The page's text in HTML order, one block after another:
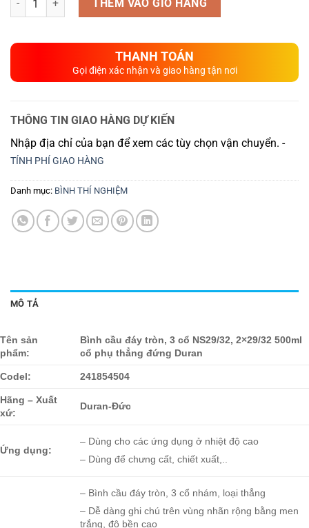
THÊM VÀO GIỎ HÀNG
THANH TOÁN
Gọi điện xác nhận và giao hàng tận nơi
THÔNG TIN GIAO HÀNG DỰ KIẾN
Nhập địa chỉ của bạn để xem các tùy chọn vận chuyển. -
TÍNH PHÍ GIAO HÀNG
Danh mục: BÌNH THÍ NGHIỆM
MÔ TẢ
Tên sản
phẩm:
Bình cầu đáy tròn, 3 cổ NS29/32, 2×29/32 500ml
cổ phụ thẳng đứng Duran
Codel: 241854504
Hãng – Xuất
xứ:
Duran-Đức
Ứng dụng:
– Dùng cho các ứng dụng ở nhiệt độ cao
– Dùng để chưng cất, chiết xuất,..
– Bình cầu đáy tròn, 3 cổ nhám, loại thẳng
– Dễ dàng ghi chú trên vùng nhãn rộng bằng men
trắng, độ bền cao